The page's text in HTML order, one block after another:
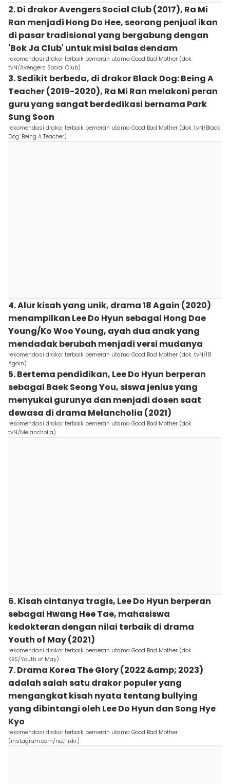
2. Di drakor Avengers Social Club (2017), Ra Mi
Ran menjadi Hong Do Hee, seorang penjual ikan
di pasar tradisional yang bergabung dengan
'Bok Ja Club' untuk misi balas dendam
rekomendasi drakor terbaik pemeran utama Good Bad Mother (dok.
tvN/Avengers Social Club)
3. Sedikit berbeda, di drakor Black Dog: Being A
Teacher (2019-2020), Ra Mi Ran melakoni peran
guru yang sangat berdedikasi bernama Park
Sung Soon
rekomendasi drakor terbaik pemeran utama Good Bad Mother (dok. tvN/Black
Dog: Being A Teacher)
4. Alur kisah yang unik, drama 18 Again (2020)
menampilkan Lee Do Hyun sebagai Hong Dae
Young/Ko Woo Young, ayah dua anak yang
mendadak berubah menjadi versi mudanya
rekomendasi drakor terbaik pemeran utama Good Bad Mother (dok. tvN/18
Again)
5. Bertema pendidikan, Lee Do Hyun berperan
sebagai Baek Seong You, siswa jenius yang
menyukai gurunya dan menjadi dosen saat
dewasa di drama Melancholia (2021)
rekomendasi drakor terbaik pemeran utama Good Bad Mother (dok.
tvN/Melancholia)
6. Kisah cintanya tragis, Lee Do Hyun berperan
sebagai Hwang Hee Tae, mahasiswa
kedokteran dengan nilai terbaik di drama
Youth of May (2021)
rekomendasi drakor terbaik pemeran utama Good Bad Mother (dok.
KBS/Youth of May)
7. Drama Korea The Glory (2022 &amp; 2023)
adalah salah satu drakor populer yang
mengangkat kisah nyata tentang bullying
yang dibintangi oleh Lee Do Hyun dan Song Hye
Kyo
rekomendasi drakor terbaik pemeran utama Good Bad Mother
(instagram.com/netflixkr)